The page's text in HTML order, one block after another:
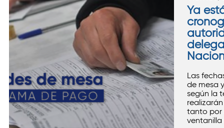
Ya
Las
de mesa
según la
realizarán
tanto por
ventanilla